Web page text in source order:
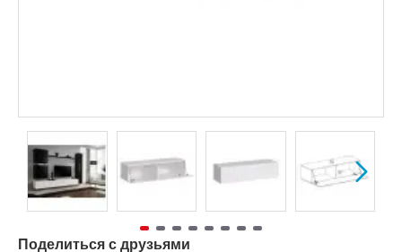
Поделиться с друзьями